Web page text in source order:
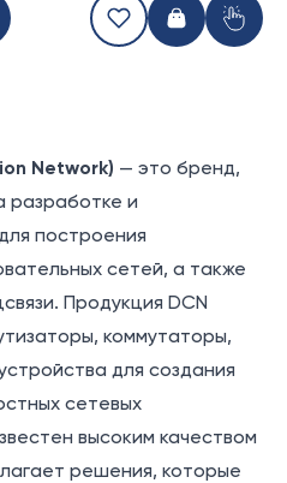
Network) — это бренд,
разработке и
построения
сетей, а также
Продукция DCN
коммутаторы,
для создания
сетевых
высоким качеством
решения, которые